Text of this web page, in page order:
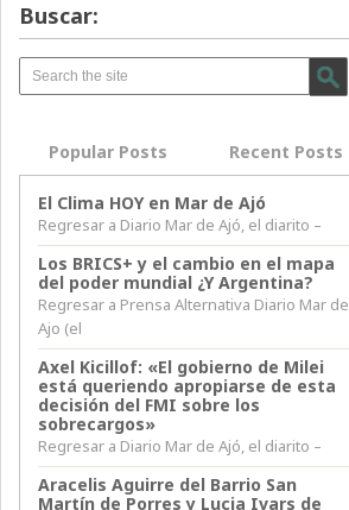
Buscar:
Popular Posts Recent Posts
El Clima HOY en Mar de Ajó
Regresar a Diario Mar de Ajó, el diarito –
Los BRICS+ y el cambio en el mapa
del poder mundial ¿Y Argentina?
Regresar a Prensa Alternativa Diario Mar de
Ajo (el
Axel Kicillof: «El gobierno de Milei
está queriendo apropiarse de esta
decisión del FMI sobre los
sobrecargos»
Regresar a Diario Mar de Ajó, el diarito –
Aracelis Aguirre del Barrio San
Martín de Porres y Lucia Ivars de